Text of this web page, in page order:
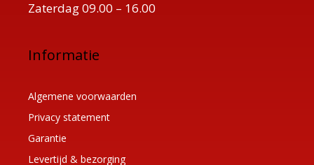
Zaterdag 09.00 – 16.00
Informatie
Algemene voorwaarden
Privacy statement
Garantie
Levertijd & bezorging